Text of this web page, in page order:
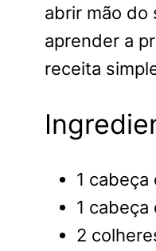
abrir mão do
aprender a
receita
1
1
2